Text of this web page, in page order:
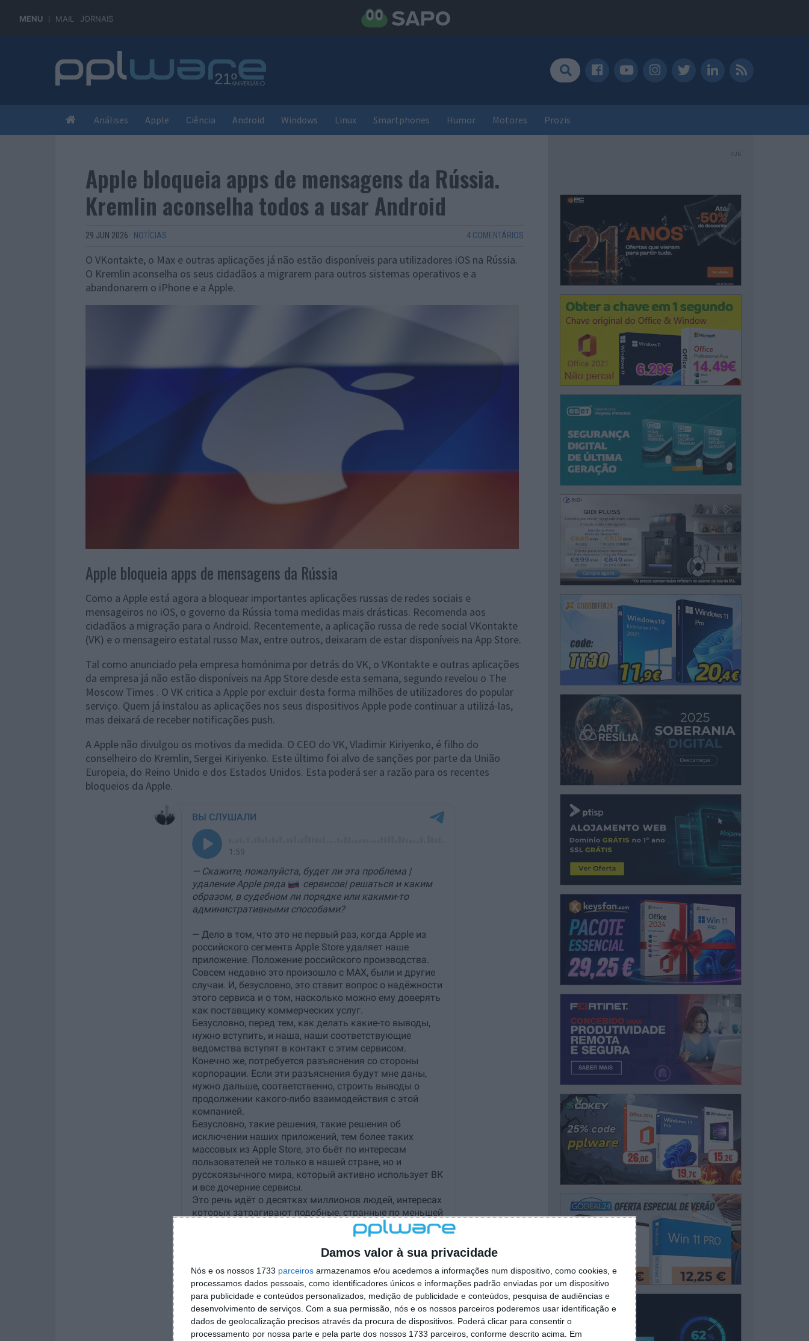
Damos valor à sua privacidade
Nós e os nossos 1733 parceiros armazenamos e/ou acedemos a informações num dispositivo, como cookies, e
processamos dados pessoais, como identificadores únicos e informações padrão enviadas por um dispositivo
para publicidade e conteúdos personalizados, medição de publicidade e conteúdos, pesquisa de audiências e
desenvolvimento de serviços. Com a sua permissão, nós e os nossos parceiros poderemos usar identificação e
dados de geolocalização precisos através da procura de dispositivos. Poderá clicar para consentir o
processamento por nossa parte e pela parte dos nossos 1733 parceiros, conforme descrito acima. Em
MENU MAIL JORNAIS
Análises Apple Ciência Android Windows Linux Smartphones Humor Motores Prozis
Apple bloqueia apps de mensagens da Rússia.
Kremlin aconselha todos a usar Android
29 JUN 2026 · NOTÍCIAS 4 COMENTÁRIOS
O VKontakte, o Max e outras aplicações já não estão disponíveis para utilizadores iOS na Rússia.
O Kremlin aconselha os seus cidadãos a migrarem para outros sistemas operativos e a
abandonarem o iPhone e a Apple.
Apple bloqueia apps de mensagens da Rússia
Como a Apple está agora a bloquear importantes aplicações russas de redes sociais e
mensageiros no iOS, o governo da Rússia toma medidas mais drásticas. Recomenda aos
cidadãos a migração para o Android. Recentemente, a aplicação russa de rede social VKontakte
(VK) e o mensageiro estatal russo Max, entre outros, deixaram de estar disponíveis na App Store.
Tal como anunciado pela empresa homónima por detrás do VK, o VKontakte e outras aplicações
da empresa já não estão disponíveis na App Store desde esta semana, segundo revelou o The
Moscow Times . O VK critica a Apple por excluir desta forma milhões de utilizadores do popular
serviço. Quem já instalou as aplicações nos seus dispositivos Apple pode continuar a utilizá-las,
mas deixará de receber notificações push.
A Apple não divulgou os motivos da medida. O CEO do VK, Vladimir Kiriyenko, é filho do
conselheiro do Kremlin, Sergei Kiriyenko. Este último foi alvo de sanções por parte da União
Europeia, do Reino Unido e dos Estados Unidos. Esta poderá ser a razão para os recentes
bloqueios da Apple.
PUB